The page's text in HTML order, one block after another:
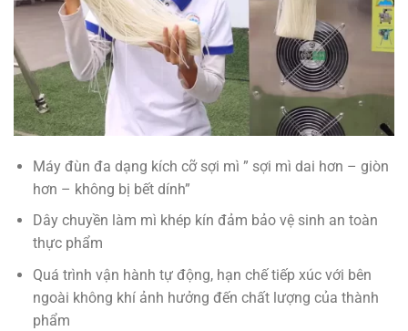
Máy đùn đa dạng kích cỡ sợi mì ” sợi mì dai hơn – giòn
hơn – không bị bết dính”
Dây chuyền làm mì khép kín đảm bảo vệ sinh an toàn
thực phẩm
Quá trình vận hành tự động, hạn chế tiếp xúc với bên
ngoài không khí ảnh hưởng đến chất lượng của thành
phẩm